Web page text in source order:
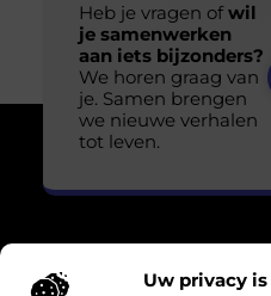
Uw privacy
Heb je vragen ofwil
je samenwerken
aan iets bijzonders?
We horen graag van
je. Samen brengen
we nieuwe verhalen
tot leven.
Over Losser Digitaal